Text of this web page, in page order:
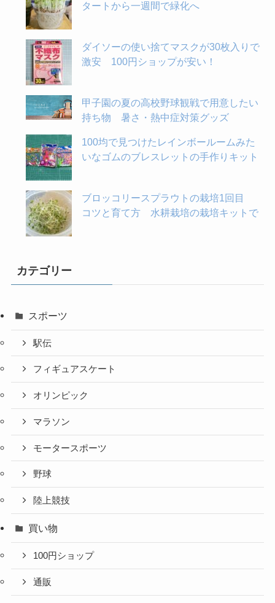
タートから一週間で緑化へ
ダイソーの使い捨てマスクが30枚入りで
激安 100円ショップが安い！
甲子園の夏の高校野球観戦で用意したい
持ち物 暑さ・熱中症対策グッズ
100均で見つけたレインボールームみた
いなゴムのブレスレットの手作りキット
ブロッコリースプラウトの栽培1回目
コツと育て方 水耕栽培の栽培キットで
カテゴリー
スポーツ
駅伝
フィギュアスケート
オリンピック
マラソン
モータースポーツ
野球
陸上競技
買い物
100円ショップ
通販